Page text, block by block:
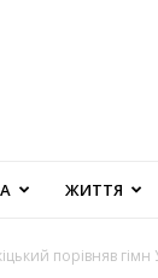
ЖИТТЯ
порівняв